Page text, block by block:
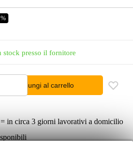
stock presso il fornitore
Aggiungi al carrello
in circa 3 giorni lavorativi a domicilio